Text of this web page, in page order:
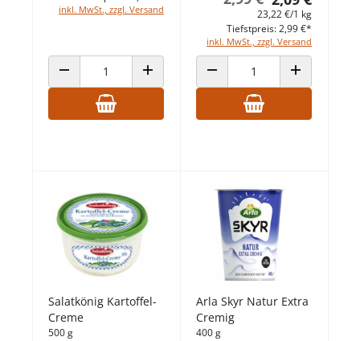
inkl. MwSt., zzgl. Versand
ANZAHL VERRINGERNANZAHL ERHÖHEN
23,22 €/1 kg
inkl. MwSt., zzgl. Versand
Tiefstpreis: 2,99 €*
ANZAHL VERRINGERNANZAHL
Salatkönig Kartoffel-
Creme
500 g
Arla Skyr Natur Extra
Cremig
400 g